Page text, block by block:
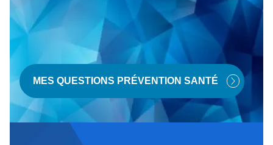
MES QUESTIONS PRÉVENTION SANTÉ